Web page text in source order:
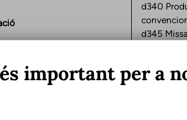
d340
d345
d349
d360
d3600
important per a